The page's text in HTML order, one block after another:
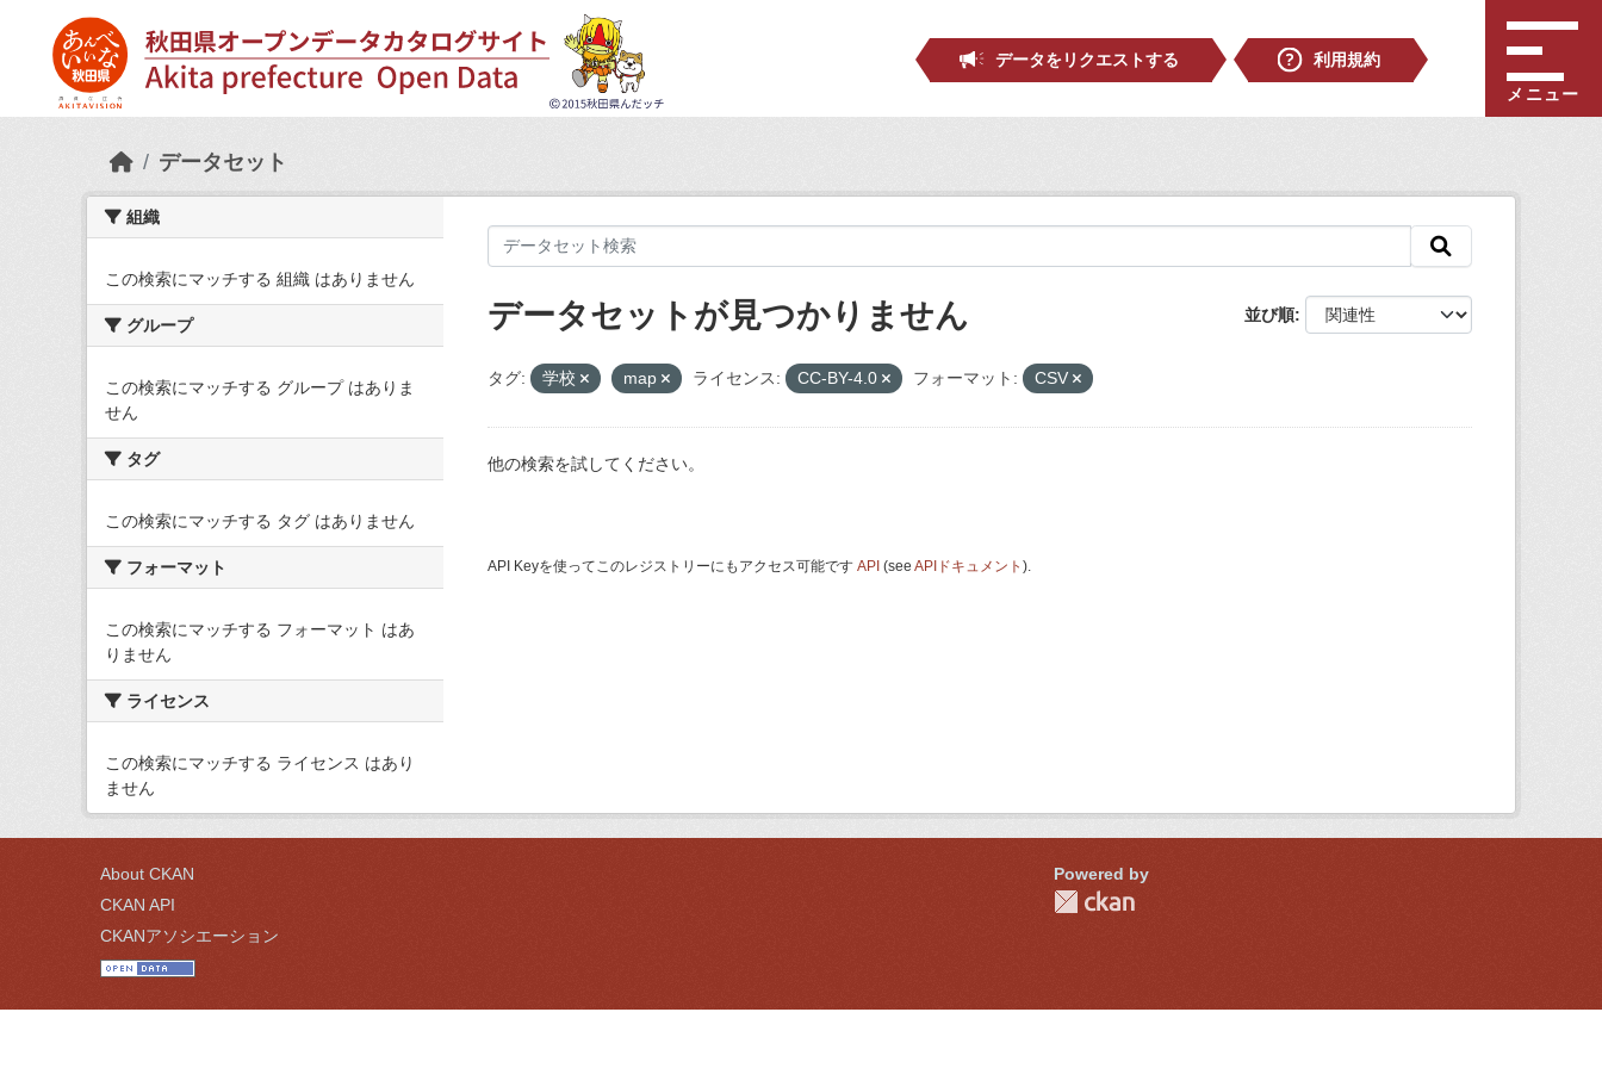
データをリクエストする
利用規約
メニュー
データセット
組織
この検索にマッチする 組織 はありません
グループ
この検索にマッチする グループ はありま
せん
タグ
この検索にマッチする タグ はありません
フォーマット
この検索にマッチする フォーマット はあ
りません
ライセンス
この検索にマッチする ライセンス はあり
ません
並び順
データセットが見つかりません
タグ: 学校 map ライセンス: CC-BY-4.0 フォーマット: CSV
他の検索を試してください。
API Keyを使ってこのレジストリーにもアクセス可能です API (see APIドキュメント ).
About CKAN
CKAN API
CKANアソシエーション
Powered by